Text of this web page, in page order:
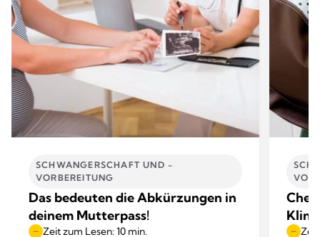
SCHWANGERSCHAFT UND -
VORBEREITUNG
Das bedeuten die Abkürzungen in
deinem Mutterpass!
Zeit zum Lesen: 10 min. Zeit